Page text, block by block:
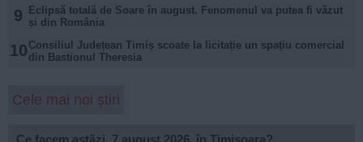
9
Eclipsă totală de Soare în august. Fenomenul va putea fi văzut
și din România
10 Consiliul Județean Timiș scoate la licitație un spațiu comercial
din Bastionul Theresia
Cele mai noi știri
Ce facem astăzi, 7 august 2026, în Timișoara?